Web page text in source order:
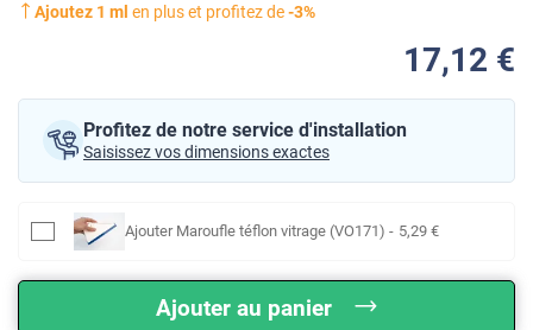
Ajoutez 1 ml en plus et profitez de-3%
17,12 €
Profitez de notre service d'installation
Saisissez vos dimensions exactes
Ajouter Maroufle téflon vitrage (VO171) - 5,29 €
Ajouter au panier